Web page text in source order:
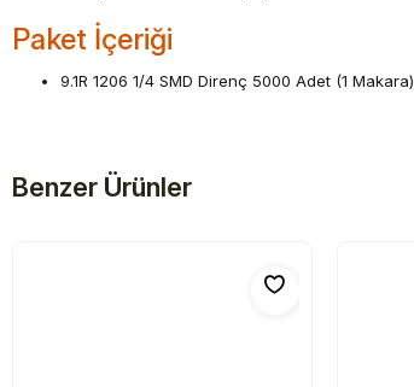
Paket İçeriği
9.1R 1206 1/4 SMD Direnç 5000 Adet (1 Makara)
Benzer Ürünler